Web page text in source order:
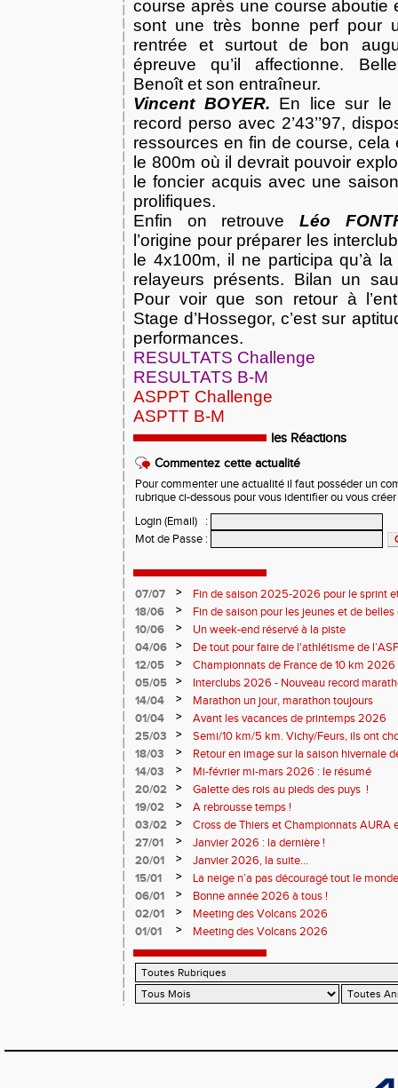
course après une course aboutie
sont une très bonne perf pour
rentrée et surtout de bon
épreuve qu’il affectionne.
Benoît et son entraîneur.
Vincent BOYER. En lice sur le
record perso avec 2’43’’97,
ressources en fin de course, cela
le 800m où il devrait pouvoir
le foncier acquis avec une
prolifiques.
Enfin on retrouve Léo
l’origine pour préparer les
le 4x100m, il ne participa qu’à
relayeurs présents. Bilan un
Pour voir que son retour à
Stage d’Hossegor, c’est sur
performances.
RESULTATS Challenge
RESULTATS B-M
ASPPT Challenge
ASPTT B-M
les Réactions
Commentez cette actualité
Pour commenter une actualité il faut posséder un
rubrique ci-dessous pour vous identifier ou vous
Login (Email)
:
Mot de Passe :
07/07 >
Fin de saison 2025-2026 pour le sprint
18/06
>
Fin de saison pour les jeunes et de
10/06
>
Un week-end réservé à la piste
04/06
>
De tout pour faire de l'athlétisme de
monde souriant
12/05 >
Championnats de France de 10 km
Soirées piste
05/05 >
Interclubs 2026 - Nouveau record
résultats
14/04 >
Marathon un jour, marathon toujours
01/04
>
Avant les vacances de printemps 2026
25/03
>
Semi/10 km/5 km. Vichy/Feurs, ils ont
18/03
>
Retour en image sur la saison hivernale
14/03
>
Mi-février mi-mars 2026 : le résumé
20/02
>
Galette des rois au pieds des puys !
19/02
>
A rebrousse temps !
03/02
>
Cross de Thiers et Championnats AURA
27/01
>
Janvier 2026 : la dernière !
20/01
>
Janvier 2026, la suite...
15/01
>
La neige n’a pas découragé tout le
06/01
>
Bonne année 2026 à tous !
02/01
>
Meeting des Volcans 2026
01/01
> Meeting des Volcans 2026